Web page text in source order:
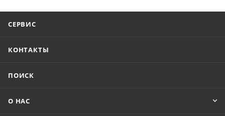
СЕРВИС
КОНТАКТЫ
ПОИСК
О НАС